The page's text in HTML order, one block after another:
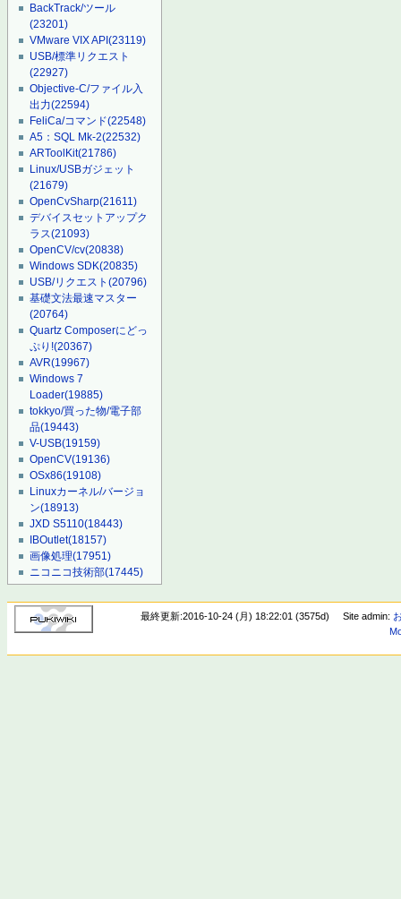
BackTrack/ツール
(23201)
VMware VIX API(23119)
USB/標準リクエスト
(22927)
Objective-C/ファイル入
出力(22594)
FeliCa/コマンド(22548)
A5：SQL Mk-2(22532)
ARToolKit(21786)
Linux/USBガジェット
(21679)
OpenCvSharp(21611)
デバイスセットアップク
ラス(21093)
OpenCV/cv(20838)
Windows SDK(20835)
USB/リクエスト(20796)
基礎文法最速マスター
(20764)
Quartz Composerにどっ
ぷり!(20367)
AVR(19967)
Windows 7
Loader(19885)
tokkyo/買った物/電子部
品(19443)
V-USB(19159)
OpenCV(19136)
OSx86(19108)
Linuxカーネル/バージョ
ン(18913)
JXD S5110(18443)
IBOutlet(18157)
画像処理(17951)
ニコニコ技術部(17445)
最終更新:2016-10-24 (月) 18:22:01 (3575d) Site admin: